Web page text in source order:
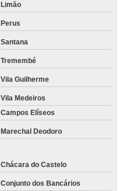
Limão
Perus
Santana
Tremembé
Vila Guilherme
Vila Medeiros
Campos Elíseos
Marechal Deodoro
Chácara do Castelo
Conjunto dos Bancários